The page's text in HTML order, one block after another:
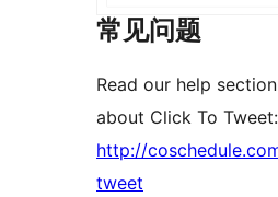
常见问题
Read our help
about Click To Tweet:
http://
tweet